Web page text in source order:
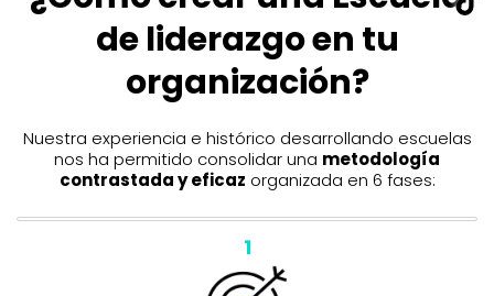
de liderazgo en tu
organización?
Nuestra experiencia e histórico desarrollando escuelas
nos ha permitido consolidar una metodología
contrastada y eficaz organizada en 6 fases:
1